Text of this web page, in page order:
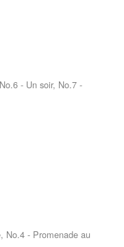
- Un soir, No.7 -
No.4 - Promenade au